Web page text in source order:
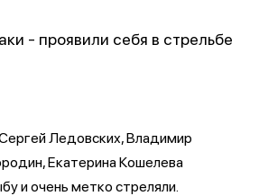
- проявили себя в стрельбе
Ледовских, Владимир
Екатерина Кошелева
и очень метко стреляли.